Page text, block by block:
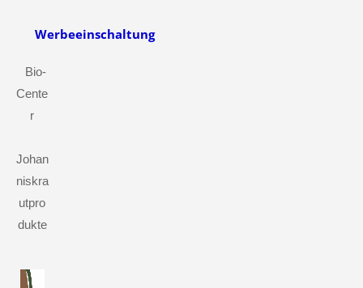
Werbeeinschaltung
Bio-
Cente
r
Johan
niskra
utpro
dukte